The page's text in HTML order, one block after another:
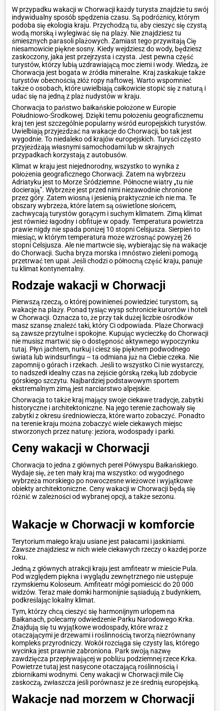
W przypadku wakacji w Chorwacji każdy turysta znajdzie tu swój
indywidualny sposób spędzenia czasu. Są podróżnicy, którym
podoba się ekologia kraju. Przychodzą tu, aby cieszyć się czystą
wodą morską i wylegiwać się na plaży. Nie znajdziesz tu
śmiesznych parasoli plażowych. Zamiast tego przywitają Cię
niesamowicie piękne sosny. Kiedy wejdziesz do wody, będziesz
zaskoczony, jaka jest przejrzysta i czysta. Jest pewna część
turystów, którzy lubią uzdrawiającą moc ziemi i wody. Wiedzą, że
Chorwacja jest bogata w źródła mineralne. Kraj zaskakuje także
turystów obecnością złóż ropy naftowej. Warto wspomnieć
także o osobach, które uwielbiają całkowicie stopić się z naturą i
udać się na jedną z plaż nudystów w kraju.
Chorwacja to państwo bałkańskie położone w Europie
Południowo-Środkowej. Dzięki temu położeniu geograficznemu
kraj ten jest szczególnie popularny wśród europejskich turystów.
Uwielbiają przyjeżdżać na wakacje do Chorwacji, bo tak jest
wygodnie. To niedaleko od krajów europejskich. Turyści często
przyjeżdżają własnymi samochodami lub w skrajnych
przypadkach korzystają z autobusów.
Klimat w kraju jest niejednorodny, wszystko to wynika z
położenia geograficznego Chorwacji. Zatem na wybrzeżu
Adriatyku jest to Morze Śródziemne. Północne wiatry „tu nie
docierają”. Wybrzeże jest przed nimi niezawodnie chronione
przez góry. Zatem wiosną i jesienią praktycznie ich nie ma. Te
obszary wybrzeża, które latem są oświetlone słońcem,
zachwycają turystów gorącym i suchym klimatem. Zimą klimat
jest również łagodny i obfituje w opady. Temperatura powietrza
prawie nigdy nie spada poniżej 10 stopni Celsjusza. Sierpień to
miesiąc, w którym temperatura może wzrosnąć powyżej 26
stopni Celsjusza. Ale nie martwcie się, wybierając się na wakacje
do Chorwacji. Sucha bryza morska i mnóstwo zieleni pomogą
przetrwać ten upał. Jeśli chodzi o północną część kraju, panuje
tu klimat kontynentalny.
Rodzaje wakacji w Chorwacji
Pierwszą rzeczą, o której powinieneś powiedzieć turystom, są
wakacje na plaży. Ponad tysiąc wysp schronicie kurortów i hoteli
w Chorwacji. Oznacza to, że przy tak dużej liczbie ośrodków
masz szansę znaleźć taki, który Ci odpowiada. Plaże Chorwacji
są zawsze przytulne i spokojne. Kupując wycieczkę do Chorwacji
nie musisz martwić się o dostępność aktywnego wypoczynku
tutaj. Płyń jachtem, nurkuj i ciesz się pięknem podwodnego
świata lub windsurfingu – ta odmiana już na Ciebie czeka. Nie
zapomnij o górach i rzekach. Jeśli to wszystko Ci nie wystarczy,
to nadszedł idealny czas na zejście górską rzeką lub zdobycie
górskiego szczytu. Najbardziej podstawowym sportem
ekstremalnym zimą jest narciarstwo alpejskie.
Chorwacja to także kraj mający swoje ciekawe tradycje, zabytki
historyczne i architektoniczne. Na jego terenie zachowały się
zabytki z okresu średniowiecza, które warto zobaczyć. Ponadto
na terenie kraju można zobaczyć wiele ciekawych miejsc
stworzonych przez naturę: jeziora, wodospady i parki.
Ceny wakacji w Chorwacji
Chorwacja to jedna z głównych pereł Półwyspu Bałkańskiego.
Wydaje się, że ten mały kraj ma wszystko: od wygodnego
wybrzeża morskiego po nowoczesne wieżowce i wyjątkowe
obiekty architektoniczne. Ceny wakacji w Chorwacji będą się
różnić w zależności od wybranej opcji, a także sezonu.
Wakacje w Chorwacji w komforcie
Terytorium małego kraju usiane jest pałacami i jaskiniami.
Zawsze znajdziesz w nich wiele ciekawych rzeczy o każdej porze
roku.
Jedną z głównych atrakcji kraju jest amfiteatr w mieście Pula.
Pod względem piękna i wyglądu zewnętrznego nie ustępuje
rzymskiemu Koloseum. Amfiteatr mógł pomieścić do 20 000
widzów. Teraz małe domki harmonijnie sąsiadują z budynkiem,
podkreślając lokalny klimat.
Tym, którzy chcą cieszyć się harmonijnym urlopem na
Bałkanach, polecamy odwiedzenie Parku Narodowego Krka.
Znajdują się tu wyjątkowe wodospady, które wraz z
otaczającymi je drzewami i roślinnością tworzą niezrównany
kompleks przyrodniczy. Wokół rozciąga się czysty las, którego
wycinka jest prawnie zabroniona. Park swoją nazwę
zawdzięcza przepływającej w pobliżu podziemnej rzece Krka.
Powietrze tutaj jest nasycone otaczającą roślinnością i
zbiornikami wodnymi. Ceny wakacji w Chorwacji mile Cię
zaskoczą, zwłaszcza jeśli porównasz je ze średnią europejską.
Wakacje nad morzem w Chorwacji